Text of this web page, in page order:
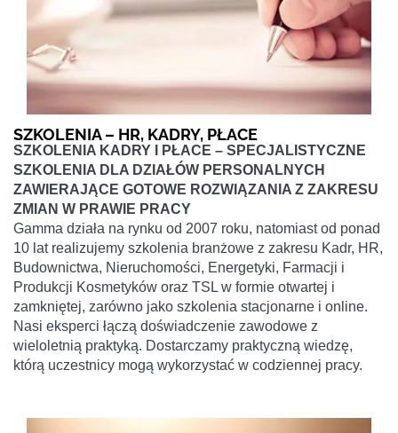
SZKOLENIA – HR, KADRY, PŁACE
SZKOLENIA KADRY I PŁACE – SPECJALISTYCZNE
SZKOLENIA DLA DZIAŁÓW PERSONALNYCH
ZAWIERAJĄCE GOTOWE ROZWIĄZANIA Z ZAKRESU
ZMIAN W PRAWIE PRACY
Gamma działa na rynku od 2007 roku, natomiast od ponad
10 lat realizujemy szkolenia branżowe z zakresu Kadr, HR,
Budownictwa, Nieruchomości, Energetyki, Farmacji i
Produkcji Kosmetyków oraz TSL w formie otwartej i
zamkniętej, zarówno jako szkolenia stacjonarne i online.
Nasi eksperci łączą doświadczenie zawodowe z
wieloletnią praktyką. Dostarczamy praktyczną wiedzę,
którą uczestnicy mogą wykorzystać w codziennej pracy.